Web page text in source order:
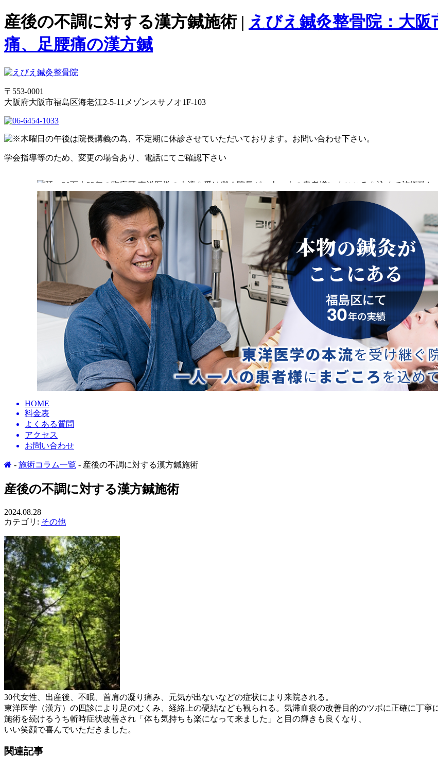
産後の不調に対する漢方鍼施術 | えびえ鍼灸整骨院：大
痛、足腰痛の漢方鍼
〒553-0001
大阪府大阪市福島区海老江2-5-11メゾンスサノオ1F-103
学会指導等のため、変更の場合あり、電話にてご確認下さい
HOME
料金表
よくある質問
アクセス
お問い合わせ
- 施術コラム一覧 - 産後の不調に対する漢方鍼施術
産後の不調に対する漢方鍼施術
2024.08.28
カテゴリ: その他
30代女性、出産後、不眠、首肩の凝り痛み、元気が出ないなどの症状により来院される。
東洋医学（漢方）の四診により足のむくみ、経絡上の硬結なども観られる。気滞血瘀の改善目的のツボに正確に丁寧
施術を続けるうち斬時症状改善され「体も気持ちも楽になって来ました」と目の輝きも良くなり、
いい笑顔で喜んでいただきました。
関連記事